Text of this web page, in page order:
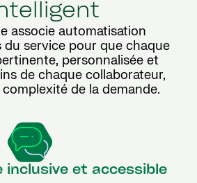
associe automatisation
service pour que chaque
personnalisée et
de chaque collaborateur,
de la demande.
inclusive et accessible